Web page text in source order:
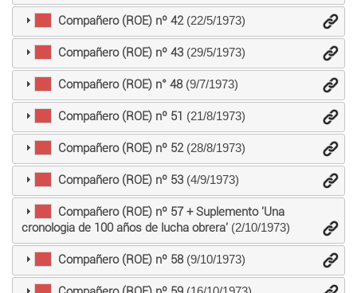
Compañero (ROE) nº 42(22/5/1973)
Compañero (ROE) nº 43(29/5/1973)
Compañero (ROE) n° 48(9/7/1973)
Compañero (ROE) nº 51 (21/8/1973)
Compañero (ROE) nº 52(28/8/1973)
Compañero (ROE) nº 53(4/9/1973)
Compañero (ROE) nº 57 + Suplemento 'Una
cronologia de 100 años de lucha obrera'(2/10/1973)
Compañero (ROE) nº 58(9/10/1973)